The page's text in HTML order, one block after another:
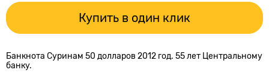
Купить в один клик
Банкнота Суринам 50 долларов 2012 год. 55 лет Центральному
банку.